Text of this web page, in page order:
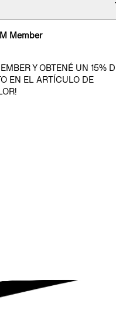
Member
Y OBTENÉ UN 15%
EN EL ARTÍCULO DE